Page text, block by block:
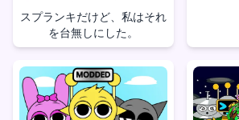
スプランキだけど、私はそれ
を台無しにした。